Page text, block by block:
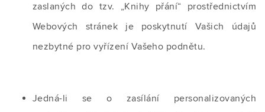
zaslaných do tzv. „Knihy přání“ prostřednictvím
Webových stránek je poskytnutí Vašich údajů
nezbytné pro vyřízení Vašeho podnětu.
Jedná-li se o zasílání personalizovaných